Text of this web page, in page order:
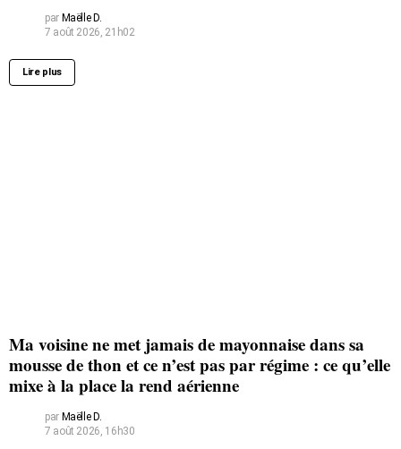
par Maëlle D.
7 août 2026, 21h02
Lire plus
Ma voisine ne met jamais de mayonnaise dans sa
mousse de thon et ce n’est pas par régime : ce qu’elle
mixe à la place la rend aérienne
par Maëlle D.
7 août 2026, 16h30